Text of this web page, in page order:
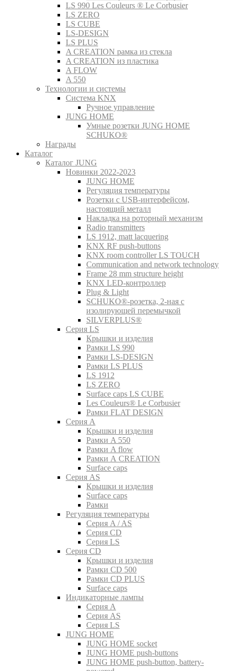
LS 990 Les Couleurs ® Le Corbusier
LS ZERO
LS CUBE
LS-DESIGN
LS PLUS
A CREATION рамка из стекла
A CREATION из пластика
A FLOW
A 550
Технологии и системы
Система KNX
Ручное управление
JUNG HOME
Умные розетки JUNG HOME
SCHUKO®
Награды
Каталог
Каталог JUNG
Новинки 2022-2023
JUNG HOME
Регуляция температуры
Розетки с USB-интерфейсом,
настоящий металл
Накладка на роторный механизм
Radio transmitters
LS 1912, matt lacquering
KNX RF push-buttons
KNX room controller LS TOUCH
Communication and network technology
Frame 28 mm structure height
KNX LED-контроллер
Plug & Light
SCHUKO®-розетка, 2-ная с
изолирующей перемычкой
SILVERPLUS®
Серия LS
Крышки и изделия
Рамки LS 990
Рамки LS-DESIGN
Рамки LS PLUS
LS 1912
LS ZERO
Surface caps LS CUBE
Les Couleurs® Le Corbusier
Рамки FLAT DESIGN
Серия A
Крышки и изделия
Рамки A 550
Рамки A flow
Рамки A CREATION
Surface caps
Серия AS
Крышки и изделия
Surface caps
Рамки
Регуляция температуры
Серия A / AS
Серия CD
Серия LS
Серия CD
Крышки и изделия
Рамки CD 500
Рамки CD PLUS
Surface caps
Индикаторные лампы
Серия A
Серия AS
Серия LS
JUNG HOME
JUNG HOME socket
JUNG HOME push-buttons
JUNG HOME push-button, battery-